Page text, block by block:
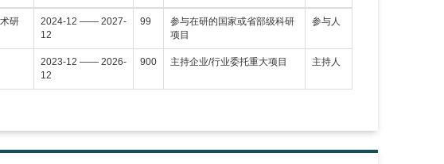
研
2024-12 —— 2027-
12
99
参与在研的国家或省部级科研
项目
参与人
2023-12 —— 2026-
12
900 主持企业/行业委托重大项目 主持人